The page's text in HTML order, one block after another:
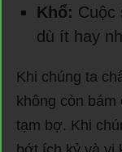
Khổ: Cuộc
dù ít hay
Khi chúng ta
không còn
tạm bợ. Khi